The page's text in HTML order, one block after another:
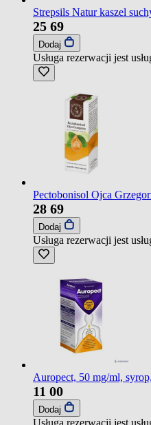
Strepsils Natur kaszel
25 69
Dodaj
Usługa rezerwacji jest
Pectobonisol Ojca
28 69
Dodaj
Usługa rezerwacji jest
Auropect, 50 mg/ml,
11 00
Dodaj
Usługa rezerwacji jest